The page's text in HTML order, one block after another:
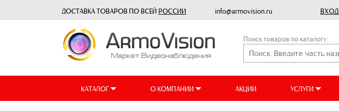
ДОСТАВКА ТОВАРОВ ПО ВСЕЙ РОССИИ info@armovision.ru ВХОД
Поиск товаров по каталогу:
КАТАЛОГ О КОМПАНИИ АКЦИИ УСЛУГИ